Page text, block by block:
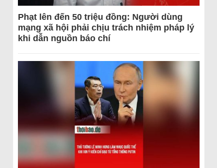
Phạt lên đến 50 triệu đồng: Người dùng
mạng xã hội phải chịu trách nhiệm pháp lý
khi dẫn nguồn báo chí